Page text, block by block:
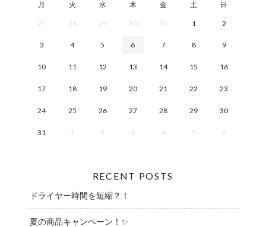
月 火 水 木 金 土 日
27 28 29 30 31 1 2
3 4 5 6 7 8 9
10 11 12 13 14 15 16
17 18 19 20 21 22 23
24 25 26 27 28 29 30
31 1 2 3 4 5 6
RECENT POSTS
ドライヤー時間を短縮？！
夏の商品キャンペーン！✨